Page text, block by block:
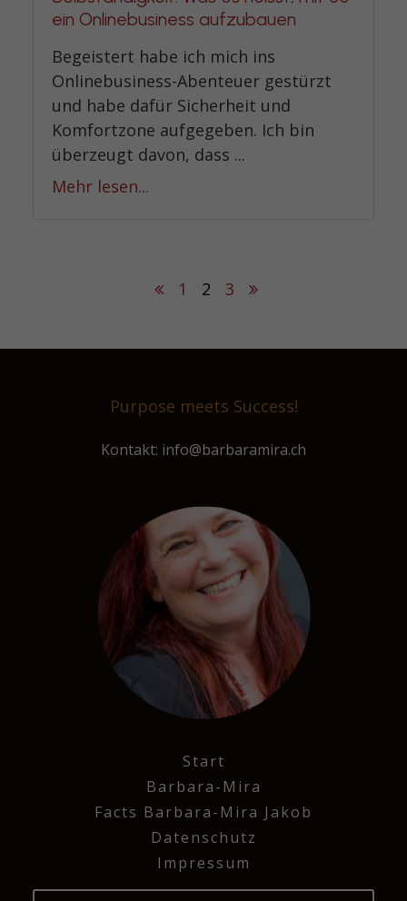
ein Onlinebusiness aufzubauen
Begeistert habe ich mich ins
Onlinebusiness-Abenteuer gestürzt
und habe dafür Sicherheit und
Komfortzone aufgegeben. Ich bin
überzeugt davon, dass ...
Mehr lesen...
1 2 3
Purpose meets Success!
Kontakt: info@barbaramira.ch
Start
Barbara-Mira
Facts Barbara-Mira Jakob
Datenschutz
Impressum